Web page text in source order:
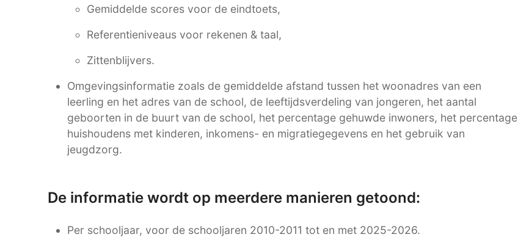
Gemiddelde scores voor de eindtoets,
Referentieniveaus voor rekenen & taal,
Zittenblijvers.
Omgevingsinformatie zoals de gemiddelde afstand tussen het woonadres van een
leerling en het adres van de school, de leeftijdsverdeling van jongeren, het aantal
geboorten in de buurt van de school, het percentage gehuwde inwoners, het percentage
huishoudens met kinderen, inkomens- en migratiegegevens en het gebruik van
jeugdzorg.
De informatie wordt op meerdere manieren getoond:
Per schooljaar, voor de schooljaren 2010-2011 tot en met 2025-2026.